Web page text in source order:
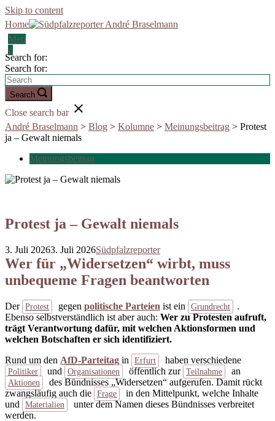
Skip to content
Home
Men
u
Search for:
Search for:
Search
Close search bar
André Braselmann > Blog > Kolumne > Meinungsbeitrag > Protest
ja – Gewalt niemals
Meinungsbeitrag
Protest ja – Gewalt niemals
3. Juli 20263. Juli 2026Südpfalzreporter
Wer für „Widersetzen“ wirbt, muss
unbequeme Fragen beantworten
Der Protest gegen politische Parteien ist ein Grundrecht
.
Ebenso selbstverständlich ist aber auch: Wer zu Protesten aufruft,
trägt Verantwortung dafür, mit welchen Aktionsformen und
welchen Botschaften er sich identifiziert.
Rund um den AfD-Parteitag in Erfurt haben verschiedene
Politiker und Organisationen öffentlich zur Teilnahme an
Aktionen
des Bündnisses „Widersetzen“ aufgerufen. Damit rückt
zwangsläufig auch die Frage
in den Mittelpunkt, welche Inhalte
und
Materialien
unter dem Namen dieses Bündnisses verbreitet
werden.